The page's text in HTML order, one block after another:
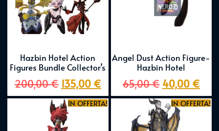
Hazbin Hotel Action
Figures Bundle Collector’s
200,00€ 135,00 €
Angel Dust Action Figure-
Hazbin Hotel
65,00€ 40,00 €
IN OFFERTA! IN OFFERTA!